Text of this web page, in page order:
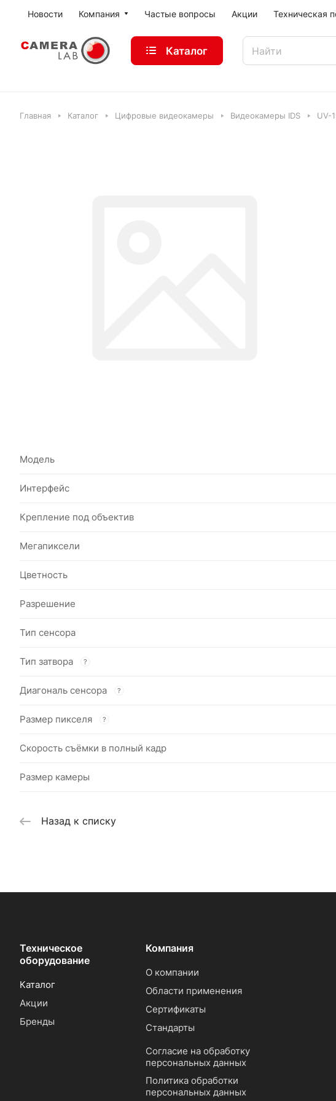
Новости Компания Частые вопросы Акции Техническая
Каталог
Главная Каталог Цифровые видеокамеры Видеокамеры IDS UV-
Модель
Интерфейс
Крепление под объектив
Мегапиксели
Цветность
Разрешение
Тип сенсора
Тип затвора ?
Диагональ сенсора ?
Размер пикселя ?
Скорость съёмки в полный кадр
Размер камеры
Назад к списку
Техническое
оборудование
Каталог
Акции
Бренды
Компания
О компании
Области применения
Сертификаты
Стандарты
Согласие на обработку
персональных данных
Политика обработки
персональных данных